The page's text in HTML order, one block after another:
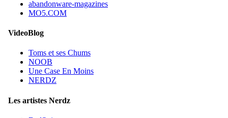
abandonware-magazines
MO5.COM
VideoBlog
Toms et ses Chums
NOOB
Une Case En Moins
NERDZ
Les artistes Nerdz